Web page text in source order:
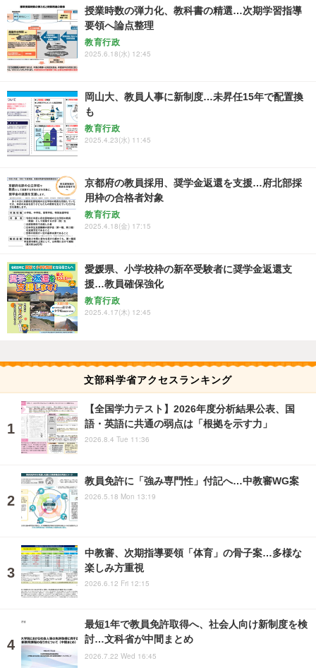
授業時数の弾力化、教科書の精選…次期学習指導
要領へ論点整理
教育行政
2025.6.18(水) 12:45
岡山大、教員人事に新制度…未昇任15年で配置換
も
教育行政
2025.4.23(水) 11:45
京都府の教員採用、奨学金返還を支援…府北部採
用枠の合格者対象
教育行政
2025.4.18(金) 17:15
愛媛県、小学校枠の新卒受験者に奨学金返還支
援…教員確保強化
教育行政
2025.4.17(木) 12:45
文部科学省アクセスランキング
【全国学力テスト】2026年度分析結果公表、国
語・英語に共通の弱点は「根拠を示す力」
2026.8.4 Tue 11:36
教員免許に「強み専門性」付記へ…中教審WG案
2026.5.18 Mon 13:19
中教審、次期指導要領「体育」の骨子案…多様な
楽しみ方重視
2026.6.12 Fri 12:15
最短1年で教員免許取得へ、社会人向け新制度を検
討…文科省が中間まとめ
2026.7.22 Wed 16:45